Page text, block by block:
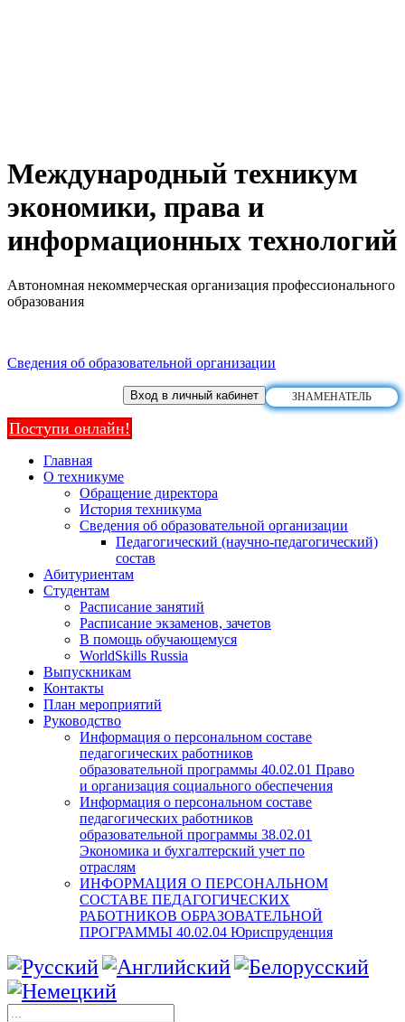
Международный техникум
экономики, права и
информационных технологий
Автономная некоммерческая организация профессионального
образования
Сведения об образовательной организации
ЗНАМЕНАТЕЛЬ
Вход в личный кабинет
Поступи онлайн!
Главная
О техникуме
Обращение директора
История техникума
Сведения об образовательной организации
Педагогический (научно-педагогический)
состав
Абитуриентам
Студентам
Расписание занятий
Расписание экзаменов, зачетов
В помощь обучающемуся
WorldSkills Russia
Выпускникам
Контакты
План мероприятий
Руководство
Информация о персональном составе
педагогических работников
образовательной программы 40.02.01 Право
и организация социального обеспечения
Информация о персональном составе
педагогических работников
образовательной программы 38.02.01
Экономика и бухгалтерский учет по
отраслям
ИНФОРМАЦИЯ О ПЕРСОНАЛЬНОМ
СОСТАВЕ ПЕДАГОГИЧЕСКИХ
РАБОТНИКОВ ОБРАЗОВАТЕЛЬНОЙ
ПРОГРАММЫ 40.02.04 Юриспруденция